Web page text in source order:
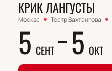
КРИК ЛАНГУСТЫ
Москва Театр Вахтангова
5 СЕНТ 5 ОКТ